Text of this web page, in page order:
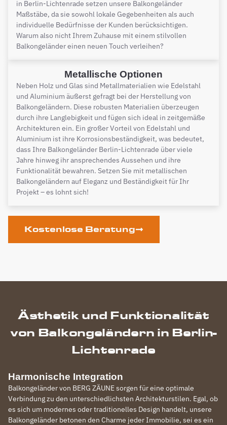
in Berlin-Lichtenrade setzen unsere Balkongeländer
Maßstäbe, da sie sowohl lokale Gegebenheiten als auch
individuelle Bedürfnisse der Kunden berücksichtigen.
Warum also nicht Ihrem Zuhause mit einem stilvollen
Balkongeländer einen neuen Touch verleihen?
Metallische Optionen
Neben Holz und Glas sind Metallmaterialien wie Edelstahl
und Aluminium äußerst gefragt bei der Herstellung von
Balkongeländern. Diese robusten Materialien überzeugen
durch ihre Langlebigkeit und fügen sich ideal in zeitgemäße
Architekturen ein. Ein großer Vorteil von Edelstahl und
Aluminium ist ihre Korrosionsbeständigkeit, was bedeutet,
dass Ihre Balkongeländer Berlin-Lichtenrade über viele
Jahre hinweg ihr ansprechendes Aussehen und ihre
Funktionalität bewahren. Setzen Sie mit metallischen
Balkongeländern auf Eleganz und Beständigkeit für Ihr
Projekt – es lohnt sich!
Kostenlose Beratung
Ästhetik und Funktionalität
von Balkongeländern in Berlin-
Lichtenrade
Harmonische Integration
Balkongeländer von BERG ZÄUNE sorgen für eine optimale
Verbindung zu den unterschiedlichsten Architekturstilen. Egal, ob
es sich um modernes oder traditionelles Design handelt, unsere
Balkongeländer betonen den Charme jeder Immobilie, sei es ein